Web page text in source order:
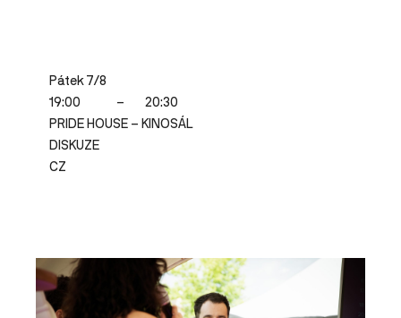
Pátek 7/8
19:00
–
20:30
PRIDE HOUSE – KINOSÁL
DISKUZE
CZ